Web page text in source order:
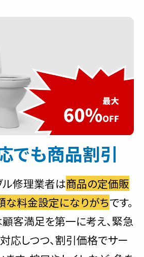
でも商品割引
ル修理業者は商品の定価販
な料金設定になりがちです。
顧客満足を第一に考え、緊急
応しつつ、割引価格でサー